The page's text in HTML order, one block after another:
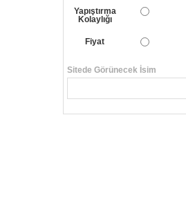
Yapıştırma
Kolaylığı
Fiyat
Sitede Görünecek İsim